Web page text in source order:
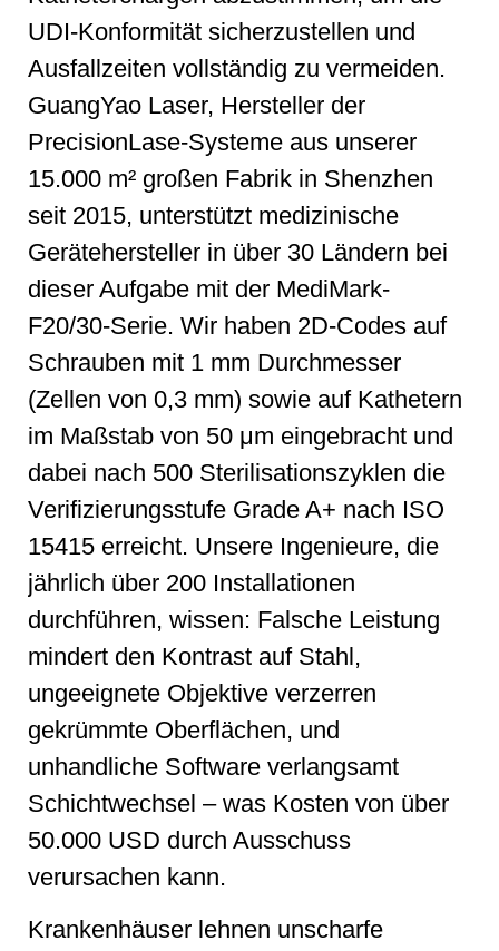
UDI-Konformität sicherzustellen und
Ausfallzeiten vollständig zu vermeiden.
GuangYao Laser, Hersteller der
PrecisionLase-Systeme aus unserer
15.000 m² großen Fabrik in Shenzhen
seit 2015, unterstützt medizinische
Gerätehersteller in über 30 Ländern bei
dieser Aufgabe mit der MediMark-
F20/30-Serie. Wir haben 2D-Codes auf
Schrauben mit 1 mm Durchmesser
(Zellen von 0,3 mm) sowie auf Kathetern
im Maßstab von 50 μm eingebracht und
dabei nach 500 Sterilisationszyklen die
Verifizierungsstufe Grade A+ nach ISO
15415 erreicht. Unsere Ingenieure, die
jährlich über 200 Installationen
durchführen, wissen: Falsche Leistung
mindert den Kontrast auf Stahl,
ungeeignete Objektive verzerren
gekrümmte Oberflächen, und
unhandliche Software verlangsamt
Schichtwechsel – was Kosten von über
50.000 USD durch Ausschuss
verursachen kann.
Krankenhäuser lehnen unscharfe